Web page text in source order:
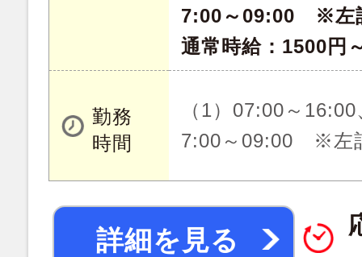
7:00～09:00 ※左
通常時給：1500円
勤務
時間
（1）07:00～
7:00～09:00 ※左
詳細を見る